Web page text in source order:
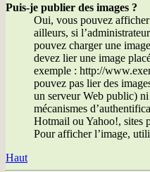
Puis-je publier des images ?
Oui, vous pouvez afficher
ailleurs, si
pouvez charger une
devez lier une image
exemple : http://
pouvez pas lier des
un serveur Web public) ni
mécanismes
Hotmail ou Yahoo!, sites
Pour afficher l’image,
Haut